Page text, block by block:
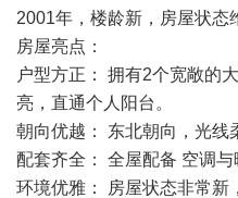
2001年，楼龄新，房屋状态
房屋亮点：
户型方正： 拥有2个宽敞的
亮，直通个人阳台。
朝向优越： 东北朝向，光线
配套齐全： 全屋配备 空调
环境优雅： 房屋状态非常新